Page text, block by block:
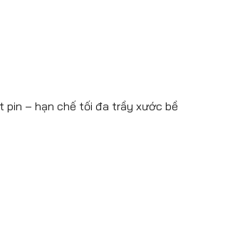
pin – hạn chế tối đa trầy xước bề